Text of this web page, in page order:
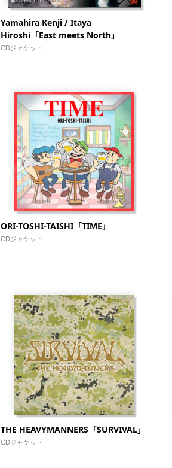
Yamahira Kenji / Itaya
Hiroshi「East meets North」
CDジャケット
ORI-TOSHI-TAISHI「TIME」
CDジャケット
THE HEAVYMANNERS「SURVIVAL」
CDジャケット